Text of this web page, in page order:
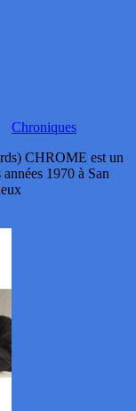
Chroniques
CHROME est un
1970 à San